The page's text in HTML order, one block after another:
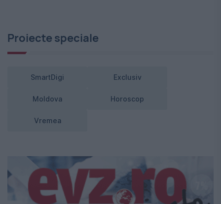
Proiecte speciale
SmartDigi Exclusiv
Moldova Horoscop
Vremea